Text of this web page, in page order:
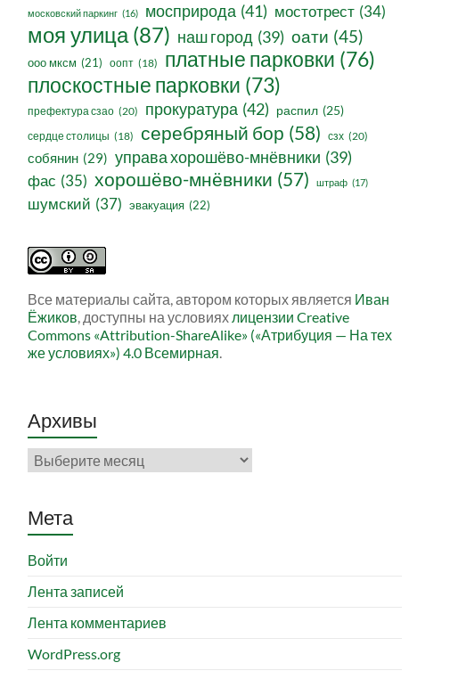
московский паркинг (16) мосприрода (41) мостотрест (34)
моя улица (87) наш город (39) оати (45)
ооо мксм (21) оопт (18) платные парковки (76)
плоскостные парковки (73)
префектура сзао (20) прокуратура (42) распил (25)
сердце столицы (18) серебряный бор (58) сзх (20)
собянин (29) управа хорошёво-мнёвники (39)
фас (35) хорошёво-мнёвники (57) штраф (17)
шумский (37) эвакуация (22)
Все материалы сайта, автором которых является Иван
Ёжиков, доступны на условиях лицензии Creative
Commons «Attribution-ShareAlike» («Атрибуция — На тех
же условиях») 4.0 Всемирная.
Архивы
Архивы
Мета
Войти
Лента записей
Лента комментариев
WordPress.org